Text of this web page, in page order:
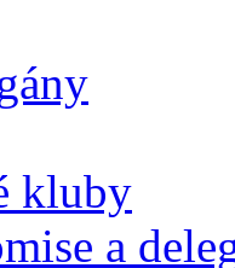
kluby
a